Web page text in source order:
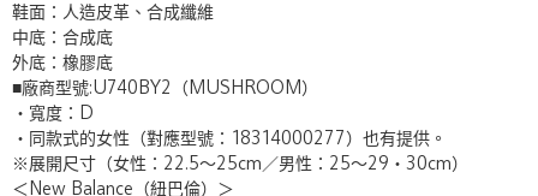
鞋面：人造皮革、合成纖維
中底：合成底
外底：橡膠底
■廠商型號:U740BY2（MUSHROOM）
・寬度：D
・同款式的女性（對應型號：18314000277）也有提供。
※展開尺寸（女性：22.5〜25cm／男性：25〜29・30cm）
＜New Balance（紐巴倫）＞